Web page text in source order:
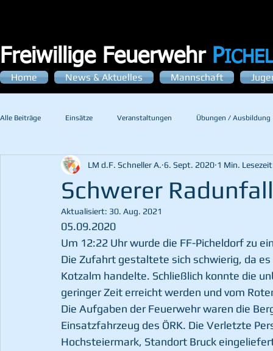
Freiwillige Feuerwehr P
Home News & Aktuelles Mannschaft
Alle Beiträge Einsätze Veranstaltungen Übungen / Ausbildung
Schwerer Radunfall
LM d.F. Schneller A. 6. Sept. 2020 1 Min. Lesezeit
Aktualisiert: 30. Aug. 2021
05.09.2020
Um 12:22 Uhr wurde die FF-Picheldorf zu
Die Zufahrt gestaltete sich schwierig, da
Kotzalm handelte. Schließlich konnte die
geringer Zeit erreicht werden und vom
Die Aufgaben der Feuerwehr waren die
Einsatzfahrzeug des ÖRK. Die Verletzte
Hochsteiermark, Standort Bruck